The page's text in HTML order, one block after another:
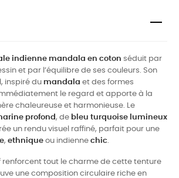
indienne mandala en coton séduit par
et par l’équilibre de ses couleurs. Son
inspiré du mandala et des formes
le regard et apporte à la
chaleureuse et harmonieuse. Le
profond , de bleu turquoise lumineux
un rendu visuel raffiné, parfait pour une
, ethnique ou indienne chic.
renforcent tout le charme de cette tenture
une composition circulaire riche en